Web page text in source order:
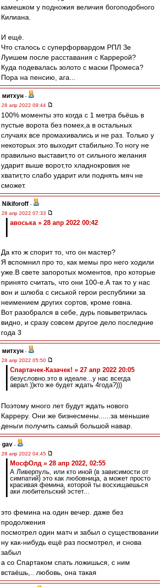
камешком у подножия величия богоподобного
Килиана.
И ещё.
Что сталось с суперфорвардом РПЛ Зе
Луишем после расставания с Каррерой?
Куда подевалась золото с маски Промеса?
Пора на пенсию, ага...
митхун -
28 апр 2022 09:44
100% моменты это когда с 1 метра бьёшь в
пустые ворота без помех,а в остальных
случаях все промахивались и не раз. Только у
некоторых это выходит стабильно.То ногу не
правильно выставит,то от сильного желания
ударит выше ворот,то хладнокровия не
хватит,то слабо ударит или поднять мяч не
сможет.
Nikiforoff -
28 апр 2022 07:33
авоська » 28 апр 2022 00:42
Да кто ж спорит то, что он мастер?
Я вспомнил про то, как мемы про него ходили
уже.В свете запоротых моментов, про которые
принято считать, что они 100-е.А так то у нас
вон и шлюба с сиськой герои республики за
неимением других сортов, кроме говна.
Вот разобрался в себе, дурь повыветрилась
видно, и сразу совсем другое дело последние
года 3
митхун -
28 апр 2022 05:50
Спартачек-Казачек! » 27 апр 2022 20:05
безусловно.это в идеале...у нас всегда
аврал.))кто же будет ждать 4года?)))
Поэтому много лет будут ждать нового
Карреру. Они же бизнесмены......за меньшие
деньги получить самый большой навар.
gav -
28 апр 2022 04:45
МосфОлд » 28 апр 2022, 02:55
А Ливерпуль, или кто иной (в зависимости от
симпатий) это как любовница, а может просто
красивая фемина, которой ты восхищаешься
аки любительский эстет...
это фемина на один вечер. даже без
продолжения
посмотрел один матч и забыл о существовании
ну как-нибудь ещё раз посмотрел, и снова
забыл
а со Спартаком спать ложишься, с ним
встаёшь,.. любовь, она такая